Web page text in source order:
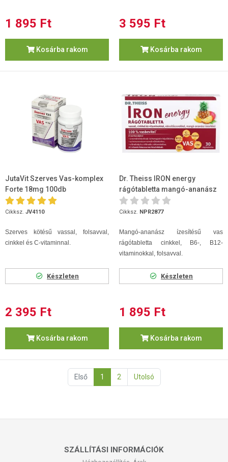
1 895 Ft
Kosárba rakom
3 595 Ft
Kosárba rakom
JutaVit Szerves Vas-komplex
Forte 18mg 100db
Cikksz. JV4110
Szerves kötésű vassal, folsavval,
cinkkel és C-vitaminnal.
Készleten
2 395 Ft
Kosárba rakom
Dr. Theiss IRON energy
rágótabletta mangó-ananász
ízű 30 db
Cikksz. NPR2877
Mangó-ananász ízesítésű vas
rágótabletta cinkkel, B6-, B12-
vitaminokkal, folsavval.
Készleten
1 895 Ft
Kosárba rakom
Első 1 2 Utolsó
SZÁLLÍTÁSI INFORMÁCIÓK